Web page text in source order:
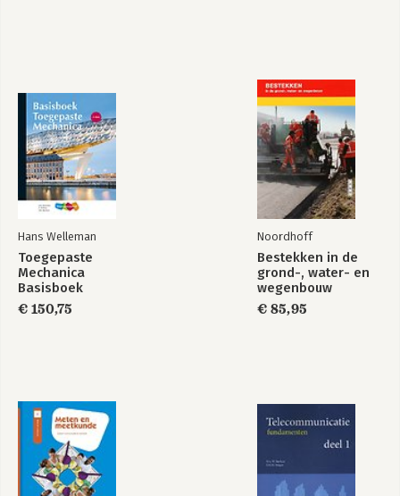
Hans Welleman
Toegepaste
Mechanica
Basisboek
€ 150,75
Noordhoff
Bestekken in de
grond-, water- en
wegenbouw
€ 85,95